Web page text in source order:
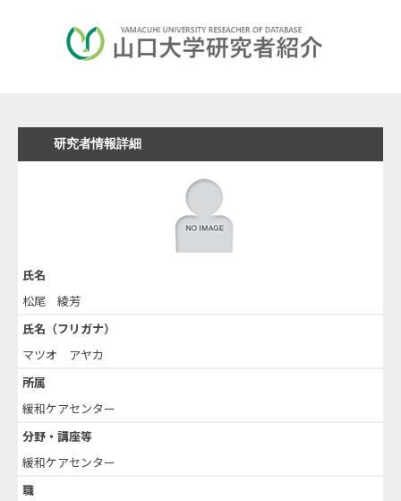
研究者情報詳細
氏名
松尾 綾芳
氏名（フリガナ）
マツオ アヤカ
所属
緩和ケアセンター
分野・講座等
緩和ケアセンター
職